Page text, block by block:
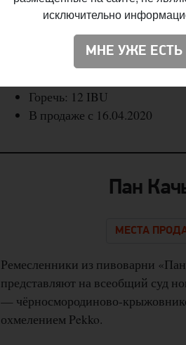
фруктово-пряный с приятной
Название: Babushkin Kompot
Стиль: Belgian Blonde
Горечь: 12 IBU
В продаже с 16.04.2020
Пан
МЕСТА
Ремесленники из пивоварни
представляют на всеобщий суд
— чёрносмородиново-
охмелением Pekko.
исключительно
МНЕ УЖЕ ЕСТЬ